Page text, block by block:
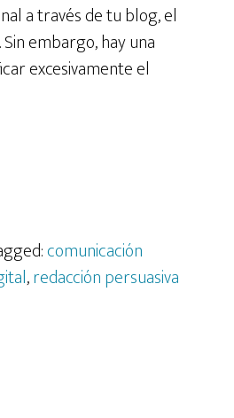
a través de tu blog, el
embargo, hay una
excesivamente el
comunicación
,redacción persuasiva